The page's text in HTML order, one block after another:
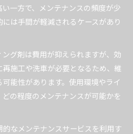
一方で、メンテナンスの頻度が少
は手間が軽減されるケースがあり
グ剤は費用が抑えられますが、効
施工や洗車が必要となるため、維
能性があります。使用環境やライ
の程度のメンテナンスが可能かを
的なメンテナンスサービスを利用す